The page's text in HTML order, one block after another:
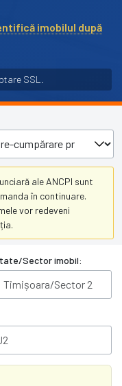
imobilul după
SSL.
ale ANCPI sunt
în continuare.
vor redeveni
Sector imobil: